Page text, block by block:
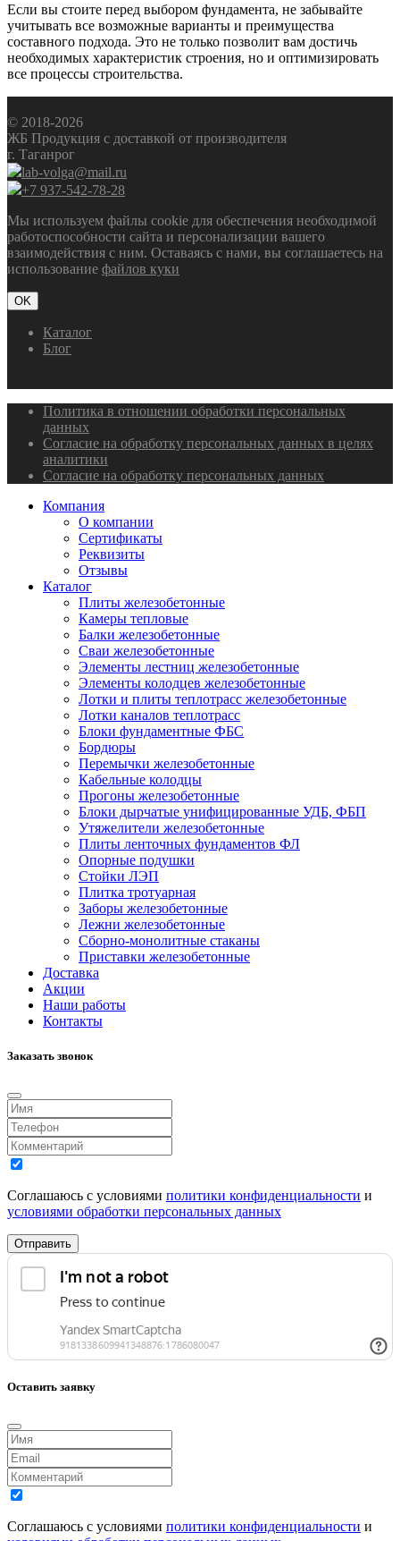
Если вы стоите перед выбором фундамента, не забывайте
учитывать все возможные варианты и преимущества
составного подхода. Это не только позволит вам достичь
необходимых характеристик строения, но и оптимизировать
все процессы строительства.
© 2018-2026
ЖБ Продукция с доставкой от производителя
г. Таганрог
lab-volga@mail.ru
+7 937-542-78-28
Мы используем файлы cookie для обеспечения необходимой
работоспособности сайта и персонализации вашего
взаимодействия с ним. Оставаясь с нами, вы соглашаетесь на
использование файлов куки
OK
Каталог
Блог
Политика в отношении обработки персональных
данных
Согласие на обработку персональных данных в целях
аналитики
Согласие на обработку персональных данных
Компания
О компании
Сертификаты
Реквизиты
Отзывы
Каталог
Плиты железобетонные
Камеры тепловые
Балки железобетонные
Сваи железобетонные
Элементы лестниц железобетонные
Элементы колодцев железобетонные
Лотки и плиты теплотрасс железобетонные
Лотки каналов теплотрасс
Блоки фундаментные ФБС
Бордюры
Перемычки железобетонные
Кабельные колодцы
Прогоны железобетонные
Блоки дырчатые унифицированные УДБ, ФБП
Утяжелители железобетонные
Плиты ленточных фундаментов ФЛ
Опорные подушки
Стойки ЛЭП
Плитка тротуарная
Заборы железобетонные
Лежни железобетонные
Сборно-монолитные стаканы
Приставки железобетонные
Доставка
Акции
Наши работы
Контакты
Заказать звонок
Соглашаюсь с условиями политики конфиденциальности и
условиями обработки персональных данных
Отправить
Оставить заявку
Соглашаюсь с условиями политики конфиденциальности и